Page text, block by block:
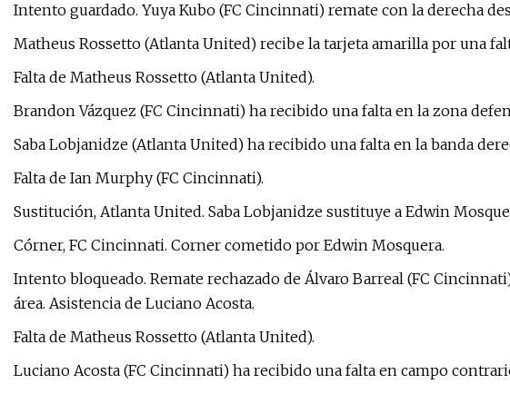
Intento guardado. Yuya Kubo (FC Cincinnati) remate con la derecha
Matheus Rossetto (Atlanta United) recibe la tarjeta amarilla por una
Falta de Matheus Rossetto (Atlanta United).
Brandon Vázquez (FC Cincinnati) ha recibido una falta en la zona
Saba Lobjanidze (Atlanta United) ha recibido una falta en la banda
Falta de Ian Murphy (FC Cincinnati).
Sustitución, Atlanta United. Saba Lobjanidze sustituye a Edwin
Córner, FC Cincinnati. Corner cometido por Edwin Mosquera.
Intento bloqueado. Remate rechazado de Álvaro Barreal (FC
área. Asistencia de Luciano Acosta.
Falta de Matheus Rossetto (Atlanta United).
Luciano Acosta (FC Cincinnati) ha recibido una falta en campo